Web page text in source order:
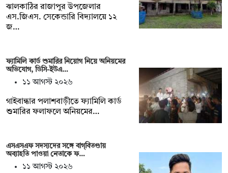
ঝালকাঠির রাজাপুর উপজেলার
এস.জিএস. সেকেন্ডারি বিদ্যালয়ে ১২
জ…
ফ্যামিলি কার্ড শুমারির নিয়োগ নিয়ে অনিয়মের
অভিযোগ, ডিসি-ইউএ…
১১ আগস্ট ২০২৬
গাইবান্ধার পলাশবাড়ীতে ফ্যামিলি কার্ড
শুমারির ফলাফলে অনিয়মের…
এসএসএফ সদস্যদের সঙ্গে বাগ্‌বিতণ্ডায়
অব্যাহতি পাওয়া নেতাকে ফ…
১১ আগস্ট ২০২৬